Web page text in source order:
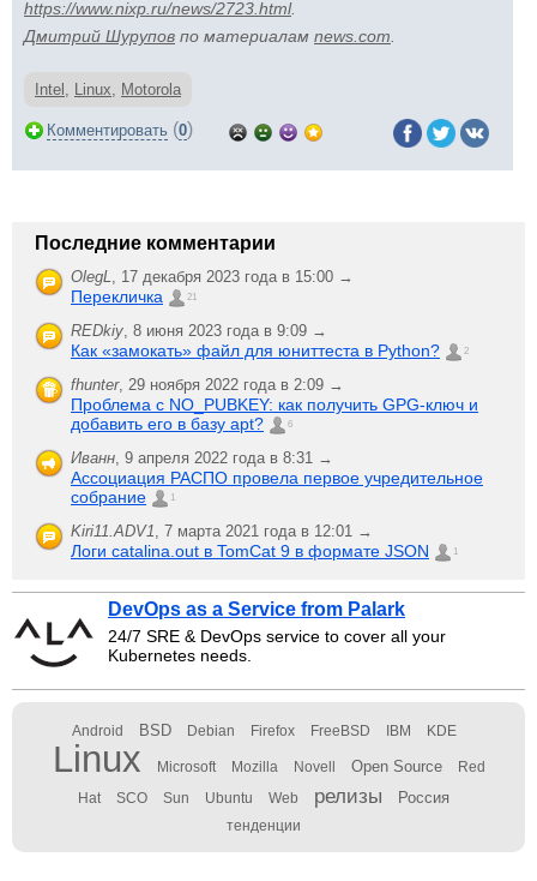
https://www.nixp.ru/news/2723.html.
Дмитрий Шурупов по материалам news.com
Intel , Linux, Motorola
Комментировать (0)
Последние комментарии
OlegL, 17 декабря 2023 года в 15:00 →
Перекличка 21
REDkiy, 8 июня 2023 года в 9:09 →
Как «замокать» файл для юниттеста в Python? 2
fhunter, 29 ноября 2022 года в 2:09 →
Проблема с NO_PUBKEY: как получить GPG-ключ и
добавить его в базу apt?
6
Иванн, 9 апреля 2022 года в 8:31 →
Ассоциация РАСПО провела первое учредительное
собрание
1
Kiri11.ADV1, 7 марта 2021 года в 12:01 →
Логи catalina.out в TomCat 9 в формате JSON 1
DevOps as a Service from Palark
24/7 SRE & DevOps service to cover all your
Kubernetes needs.
Android BSD Debian Firefox FreeBSD IBM KDE
Linux Microsoft Mozilla Novell Open Source Red
Hat SCO Sun Ubuntu Web релизы Россия
тенденции